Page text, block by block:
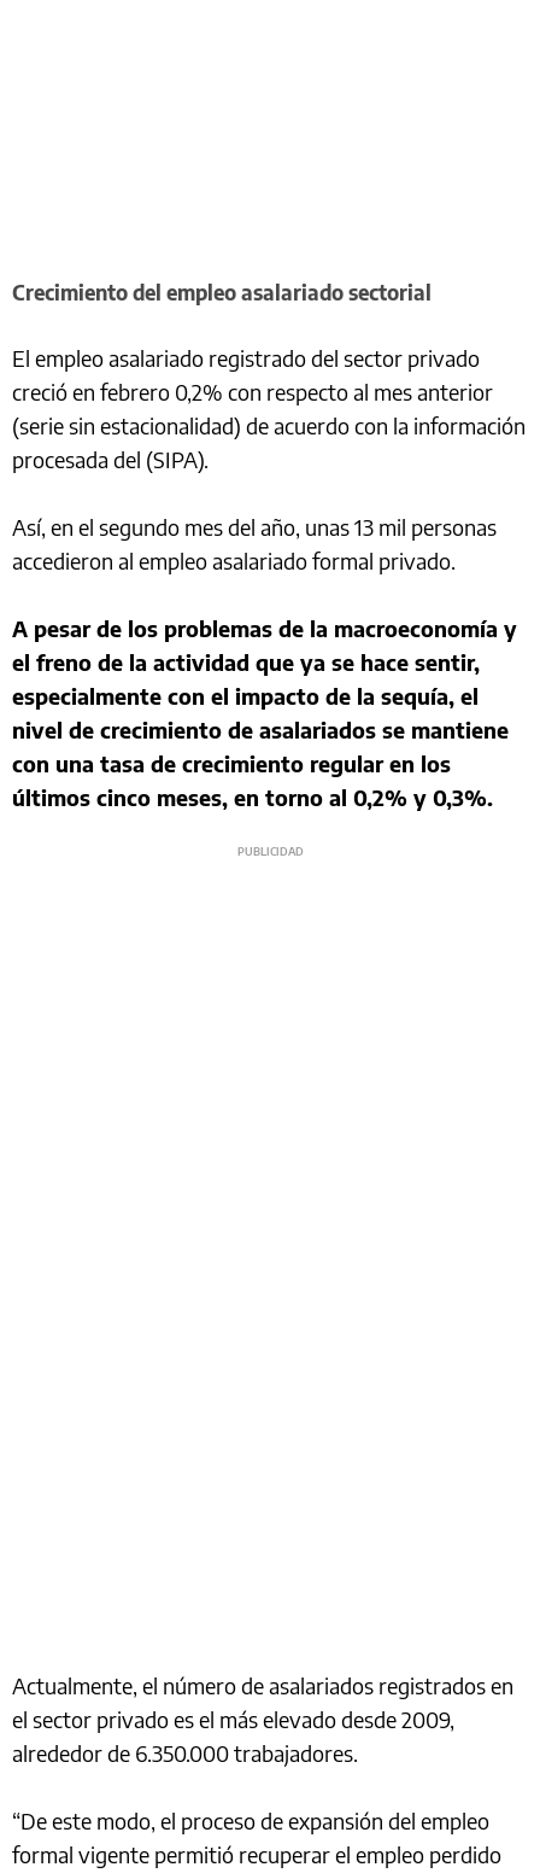
Crecimiento del empleo asalariado sectorial
El empleo asalariado registrado del sector privado
creció en febrero 0,2% con respecto al mes anterior
(serie sin estacionalidad) de acuerdo con la información
procesada del (SIPA).
Así, en el segundo mes del año, unas 13 mil personas
accedieron al empleo asalariado formal privado.
A pesar de los problemas de la macroeconomía y
el freno de la actividad que ya se hace sentir,
especialmente con el impacto de la sequía, el
nivel de crecimiento de asalariados se mantiene
con una tasa de crecimiento regular en los
últimos cinco meses, en torno al 0,2% y 0,3%.
Actualmente, el número de asalariados registrados en
el sector privado es el más elevado desde 2009,
alrededor de 6.350.000 trabajadores.
“De este modo, el proceso de expansión del empleo
formal vigente permitió recuperar el empleo perdido